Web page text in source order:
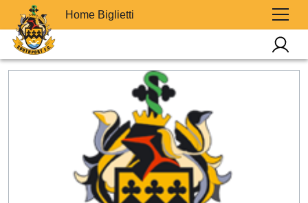
Home Biglietti